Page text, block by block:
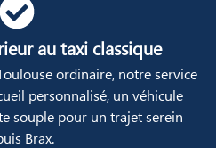
au taxi classique
ordinaire, notre service
personnalisé, un véhicule
souple pour un trajet serein
Brax.